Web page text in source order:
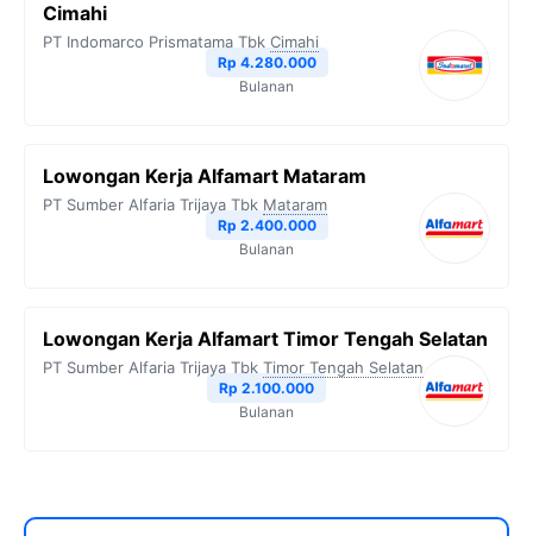
Cimahi
PT Indomarco Prismatama Tbk Cimahi
Rp 4.280.000
Bulanan
Lowongan Kerja Alfamart Mataram
PT Sumber Alfaria Trijaya Tbk Mataram
Rp 2.400.000
Bulanan
Lowongan Kerja Alfamart Timor Tengah Selatan
PT Sumber Alfaria Trijaya Tbk Timor Tengah Selatan
Rp 2.100.000
Bulanan